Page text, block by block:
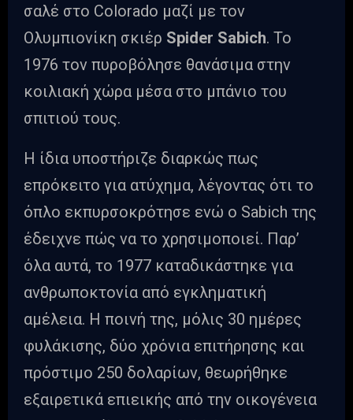
σαλέ στο Colorado μαζί με τον
Ολυμπιονίκη σκιέρ Spider Sabich. Το
1976 τον πυροβόλησε θανάσιμα στην
κοιλιακή χώρα μέσα στο μπάνιο του
σπιτιού τους.
Η ίδια υποστήριζε διαρκώς πως
επρόκειτο για ατύχημα, λέγοντας ότι το
όπλο εκπυρσοκρότησε ενώ ο Sabich της
έδειχνε πώς να το χρησιμοποιεί. Παρ’
όλα αυτά, το 1977 καταδικάστηκε για
ανθρωποκτονία από εγκληματική
αμέλεια. Η ποινή της, μόλις 30 ημέρες
φυλάκισης, δύο χρόνια επιτήρησης και
πρόστιμο 250 δολαρίων, θεωρήθηκε
εξαιρετικά επιεικής από την οικογένεια